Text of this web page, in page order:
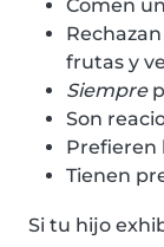
Comen
frutas y
Siempre
Son
Prefieren
Tienen
Si tu hijo